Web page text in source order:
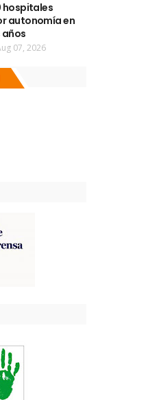
hospitales
autonomía en
07, 2026